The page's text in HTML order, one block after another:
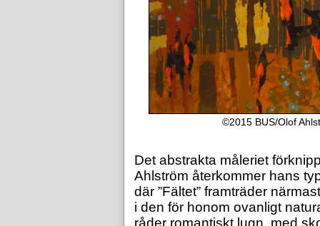
©2015 BUS/Olof
Det abstrakta måleriet
Ahlström återkommer hans
där ”Fältet” framträder
i den för honom ovanligt
råder romantiskt lugn, med